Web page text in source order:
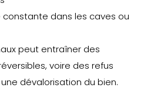
constante dans les caves ou
peut entraîner des
voire des refus
dévalorisation du bien.